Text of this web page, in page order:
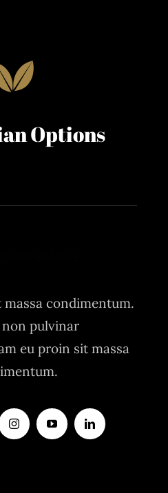
Options
condimentum.
pulvinar
eu proin sit massa